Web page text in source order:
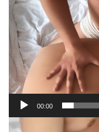
00:00